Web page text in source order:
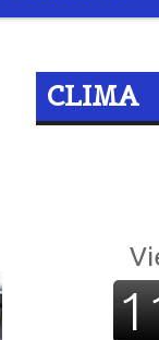
CLIMA